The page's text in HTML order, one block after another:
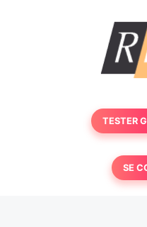
TESTER
SE